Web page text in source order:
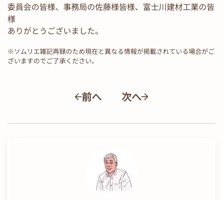
委員会の皆様、事務局の佐藤様皆様、富士川建材工業の皆
様
ありがとうございました。
※ソムリエ雑記再録のため現在と異なる情報が掲載されている場合がご
ざいますのでご了承ください。
前へ 次へ